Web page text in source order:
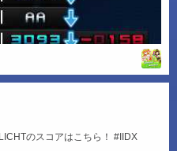
のスコアはこちら！ #IIDX